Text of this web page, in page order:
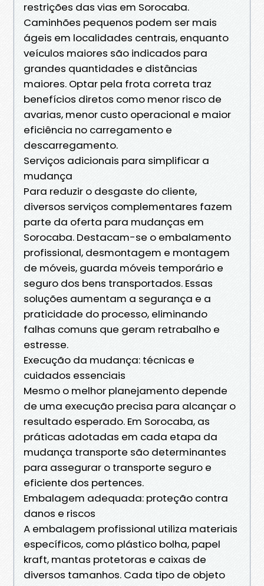
restrições das vias em Sorocaba.
Caminhões pequenos podem ser mais
ágeis em localidades centrais, enquanto
veículos maiores são indicados para
grandes quantidades e distâncias
maiores. Optar pela frota correta traz
benefícios diretos como menor risco de
avarias, menor custo operacional e maior
eficiência no carregamento e
descarregamento.
Serviços adicionais para simplificar a
mudança
Para reduzir o desgaste do cliente,
diversos serviços complementares fazem
parte da oferta para mudanças em
Sorocaba. Destacam-se o embalamento
profissional, desmontagem e montagem
de móveis, guarda móveis temporário e
seguro dos bens transportados. Essas
soluções aumentam a segurança e a
praticidade do processo, eliminando
falhas comuns que geram retrabalho e
estresse.
Execução da mudança: técnicas e
cuidados essenciais
Mesmo o melhor planejamento depende
de uma execução precisa para alcançar o
resultado esperado. Em Sorocaba, as
práticas adotadas em cada etapa da
mudança transporte são determinantes
para assegurar o transporte seguro e
eficiente dos pertences.
Embalagem adequada: proteção contra
danos e riscos
A embalagem profissional utiliza materiais
específicos, como plástico bolha, papel
kraft, mantas protetoras e caixas de
diversos tamanhos. Cada tipo de objeto